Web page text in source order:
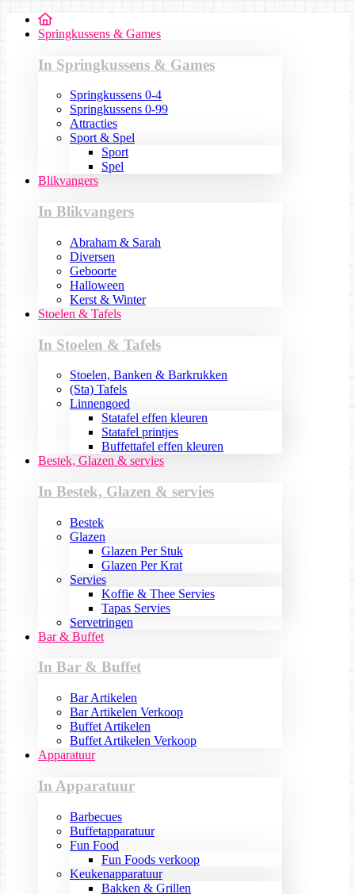
Springkussens & Games
In Springkussens & Games
Springkussens 0-4
Springkussens 0-99
Attracties
Sport & Spel
Sport
Spel
Blikvangers
In Blikvangers
Abraham & Sarah
Diversen
Geboorte
Halloween
Kerst & Winter
Stoelen & Tafels
In Stoelen & Tafels
Stoelen, Banken & Barkrukken
(Sta) Tafels
Linnengoed
Statafel effen kleuren
Statafel printjes
Buffettafel effen kleuren
Bestek, Glazen & servies
In Bestek, Glazen & servies
Bestek
Glazen
Glazen Per Stuk
Glazen Per Krat
Servies
Koffie & Thee Servies
Tapas Servies
Servetringen
Bar & Buffet
In Bar & Buffet
Bar Artikelen
Bar Artikelen Verkoop
Buffet Artikelen
Buffet Artikelen Verkoop
Apparatuur
In Apparatuur
Barbecues
Buffetapparatuur
Fun Food
Fun Foods verkoop
Keukenapparatuur
Bakken & Grillen